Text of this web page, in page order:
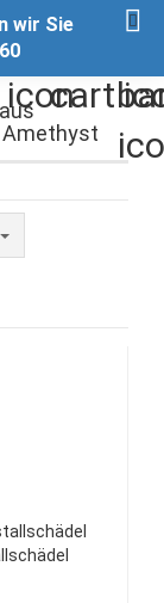
wir Sie
Amethyst